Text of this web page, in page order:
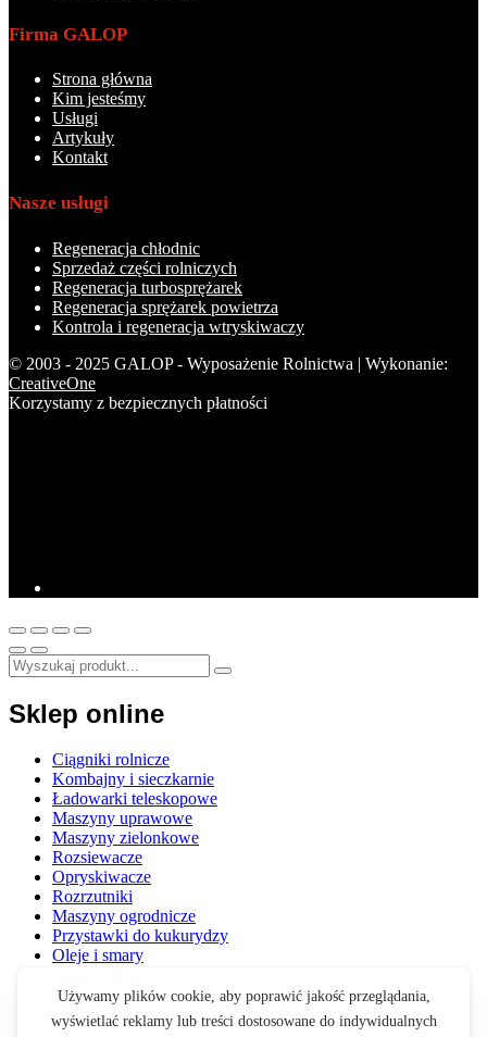
Firma GALOP
Strona główna
Kim jesteśmy
Usługi
Artykuły
Kontakt
Nasze usługi
Regeneracja chłodnic
Sprzedaż części rolniczych
Regeneracja turbosprężarek
Regeneracja sprężarek powietrza
Kontrola i regeneracja wtryskiwaczy
© 2003 - 2025 GALOP - Wyposażenie Rolnictwa | Wykonanie:
CreativeOne
Korzystamy z bezpiecznych płatności
Sklep online
Ciągniki rolnicze
Kombajny i sieczkarnie
Ładowarki teleskopowe
Maszyny uprawowe
Maszyny zielonkowe
Rozsiewacze
Opryskiwacze
Rozrzutniki
Maszyny ogrodnicze
Przystawki do kukurydzy
Oleje i smary
Akcesoria
Zabawki